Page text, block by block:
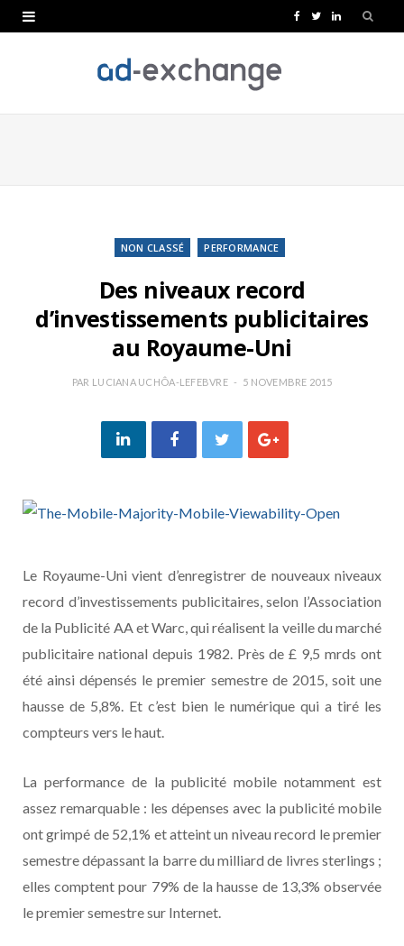
e
T
t
L
k
NON CLASSÉ PERFORMANCE
Des niveaux record
d’investissements publicitaires
au Royaume-Uni
PAR LUCIANA UCHÔA-LEFEBVRE 5 NOVEMBRE 2015
Le Royaume-Uni vient d’enregistrer de nouveaux niveaux
record d’investissements publicitaires, selon l’Association
de la Publicité AA et Warc, qui réalisent la veille du marché
publicitaire national depuis 1982. Près de £ 9,5 mrds ont
été ainsi dépensés le premier semestre de 2015, soit une
hausse de 5,8%. Et c’est bien le numérique qui a tiré les
compteurs vers le haut.
La performance de la publicité mobile notamment est
assez remarquable : les dépenses avec la publicité mobile
ont grimpé de 52,1% et atteint un niveau record le premier
semestre dépassant la barre du milliard de livres sterlings ;
elles comptent pour 79% de la hausse de 13,3% observée
le premier semestre sur Internet.